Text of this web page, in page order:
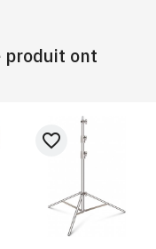
produit ont
favorite_border